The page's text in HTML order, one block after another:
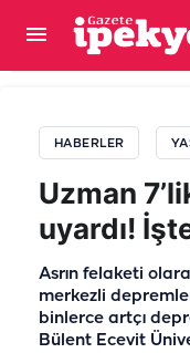
HABERLER
Uzman
uyardı!
Asrın felaketi
merkezli
binlerce artçı
Bülent Ecevit
Şanlıurfa sevdası